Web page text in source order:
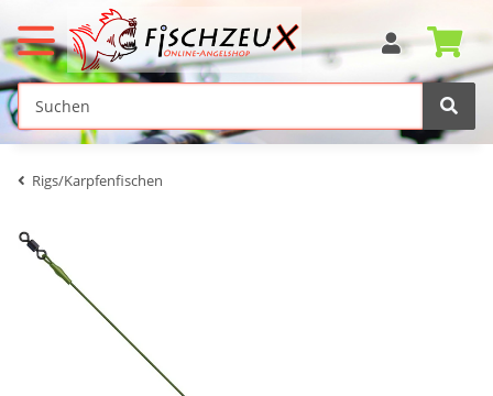
Rigs/Karpfenfischen